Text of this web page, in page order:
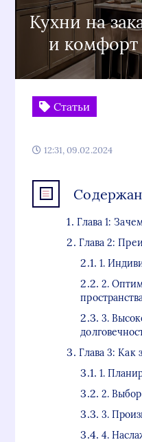
Кухни на
и
Статьи
12:31, 09.02.2024
Глава 1:
Глава 2:
1.
2.
3.
Глава 3: Как
1.
2.
3.
4.